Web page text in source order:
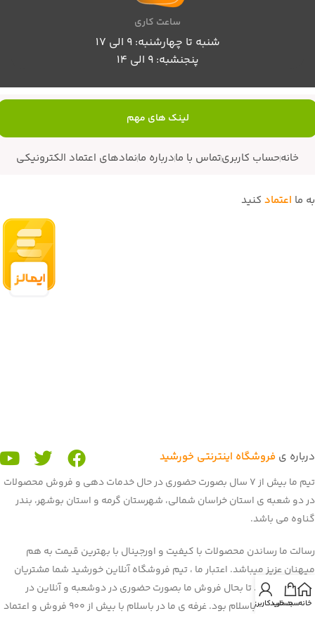
ساعت کاری
شنبه تا چهارشنبه: 9 الی 17
پنجنشبه: 9 الی 14
لینک های مهم
خانهحساب کاربریتماس با مادرباره مانمادهای اعتماد الکترونیکی
درباره ی فروشگاه اینترنتی خورشید
تیم ما بیش از 7 سال بصورت حضوری در حال خدمات دهی و فروش محصولات
در دو شعبه ی استان خراسان شمالی، شهرستان گرمه و استان بوشهر، بندر
گناوه می باشد.
رسالت ما رساندن محصولات با کیفیت و اورجینال با بهترین قیمت به هم
میهنان عزیز میباشد. اعتبار ما ، تیم فروشگاه آنلاین خورشید شما مشتریان
عزیز می باشید. تا بحال فروش ما بصورت حضوری در دوشعبه و آنلاین در
برنامه و سایت باسلام بود. غرفه ی ما در باسلام با بیش از 900 فروش و اعتماد
به ما اعتماد کنید
خانهسبد خرید
حساب کاربری من